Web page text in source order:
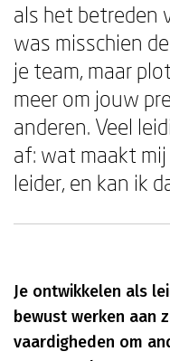
als het betreden
was misschien
je team, maar
meer om jouw
anderen. Veel
af: wat maakt
leider, en kan ik
Je ontwikkelen als
bewust werken aan
vaardigheden om